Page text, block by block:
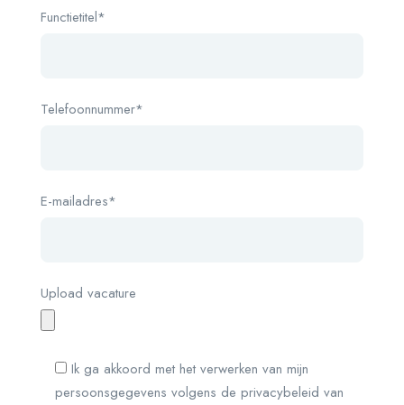
Functietitel*
Telefoonnummer*
E-mailadres*
Upload vacature
Ik ga akkoord met het verwerken van mijn
persoonsgegevens volgens de privacybeleid van